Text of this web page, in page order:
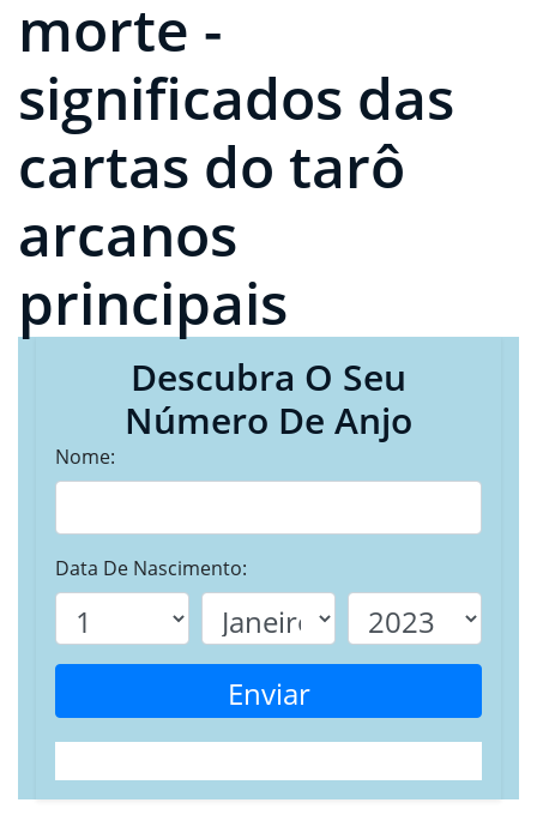
morte -
significados das
cartas do tarô
arcanos
principais
Descubra O Seu
Número De Anjo
Nome:
Data De Nascimento:
Enviar